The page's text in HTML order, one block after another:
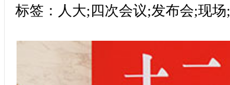
标签：人大;四次会议;发布会;现场;